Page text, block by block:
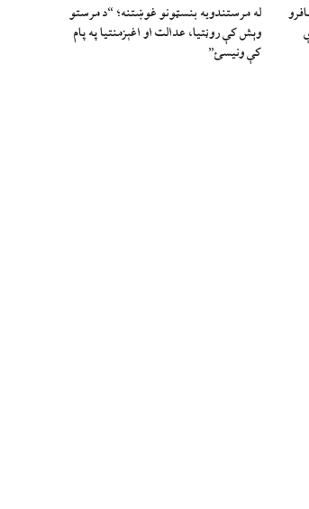
مسافرو
له مرستندویه بنسټونو غوښتنه؛ “د مرستو
وېش کې روڼتیا، عدالت او اغېزمنتیا په پام
کې ونیسئ”